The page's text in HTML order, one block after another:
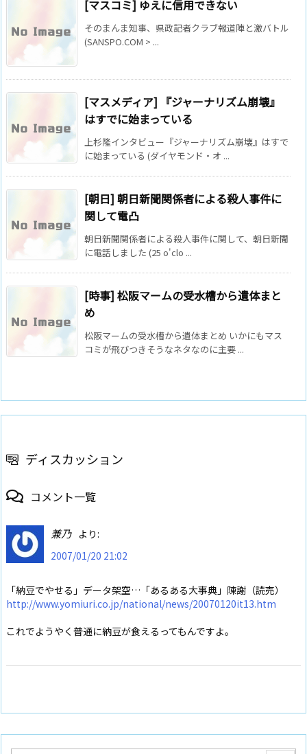
[マスコミ] ゆえに信用できない
そのまんま知事、県政記者クラブ報道陣と激バトル
(SANSPO.COM > ...
[マスメディア] 『ジャーナリズム崩壊』
はすでに始まっている
上杉隆インタビュー『ジャーナリズム崩壊』はすで
に始まっている (ダイヤモンド・オ ...
[朝日] 朝日新聞関係者による殺人事件に
関して電凸
朝日新聞関係者による殺人事件に関して、朝日新聞
に電話しました (25 o'clo ...
[時事] 松阪マームの受水槽から遺体まと
め
松阪マームの受水槽から遺体まとめ いかにもマス
コミが飛びつきそうなネタなのに主要 ...
ディスカッション
コメント一覧
兼乃 より:
2007/01/20 21:02
「納豆でやせる」データ架空…「あるある大事典」陳謝（読売）
http://www.yomiuri.co.jp/national/news/20070120it13.htm
これでようやく普通に納豆が食えるってもんですよ。